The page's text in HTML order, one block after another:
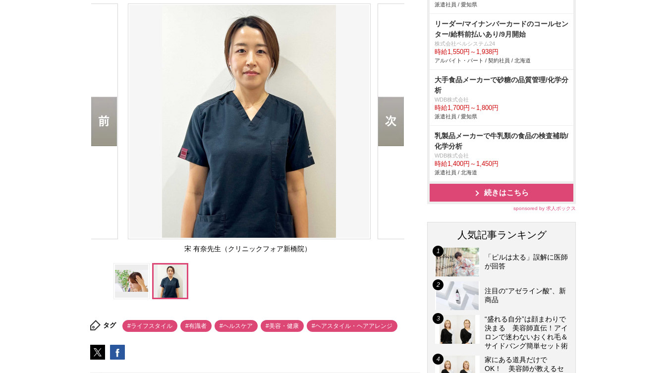
宋 有奈先生（クリニックフォア新橋院）
タグ #ライフスタイル #有識者 #ヘルスケア #美容・健康 #ヘアスタイル・ヘアアレンジ
派遣社員 / 愛知県
リーダー/マイナンバーカードのコールセン
ター/給料前払いあり/9月開始
株式会社ベルシステム24
時給1,550円～1,938円
アルバイト・パート / 契約社員 / 北海道
大手食品メーカーで砂糖の品質管理/化学分
析
WDB株式会社
時給1,700円～1,800円
派遣社員 / 愛知県
乳製品メーカーで牛乳類の食品の検査補助/
化学分析
WDB株式会社
時給1,400円～1,450円
派遣社員 / 北海道
続きはこちら
sponsored by 求人ボックス
人気記事ランキング
「ピルは太る」誤解に医師
が回答
注目の“アゼライン酸”、新
商品
“盛れる自分”は顔まわりで
決まる 美容師直伝！アイ
ロンで迷わないおくれ毛＆
サイドバング簡単セット術
家にある道具だけで
OK！ 美容師が教えるセ